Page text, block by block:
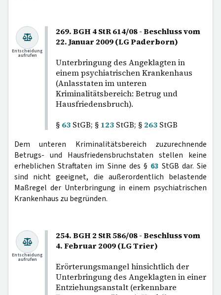
269. BGH 4 StR 614/08 - Beschluss vom
22. Januar 2009 (LG Paderborn)
Unterbringung des Angeklagten in
einem psychiatrischen Krankenhaus
(Anlasstaten im unteren
Kriminalitätsbereich: Betrug und
Hausfriedensbruch).
§ 63 StGB; § 123 StGB; § 263 StGB
Entscheidung
aufrufen
Dem unteren Kriminalitätsbereich zuzurechnende
Betrugs- und Hausfriedensbruchstaten stellen keine
erheblichen Straftaten im Sinne des § 63 StGB dar. Sie
sind nicht geeignet, die außerordentlich belastende
Maßregel der Unterbringung in einem psychiatrischen
Krankenhaus zu begründen.
254. BGH 2 StR 586/08 - Beschluss vom
4. Februar 2009 (LG Trier)
Erörterungsmangel hinsichtlich der
Unterbringung des Angeklagten in einer
Entziehungsanstalt (erkennbare
Entscheidung
aufrufen